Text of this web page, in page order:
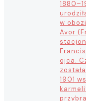
w
Avor
ojca.
1901